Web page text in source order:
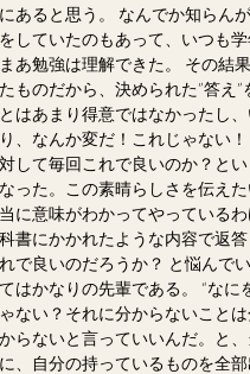
あると思う。 なんでか知らん
していたのもあって、いつも
あ勉強は理解できた。 その結
ものだから、決められた”答え
はあまり得意ではなかったし
、なんか変だ！これじゃない
して毎回これで良いのか？と
った。この素晴らしさを伝え
に意味がわかってやっている
書にかかれたような内容で返
で良いのだろうか？ と悩んで
はかなりの先輩である。 “な
ない？それに分からないこと
らないと言っていいんだ。と
、自分の持っているものを全